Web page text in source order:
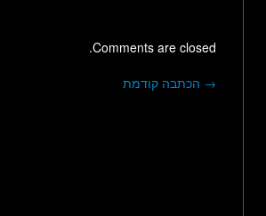
Comments are closed.
ניווט בפוסטים
→ הכתבה קודמת